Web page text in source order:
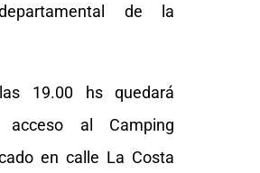
de la
19.00 hs quedará
acceso al Camping
en calle La Costa